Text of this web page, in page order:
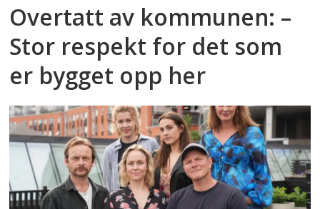
Overtatt av kommunen: –
Stor respekt for det som
er bygget opp her